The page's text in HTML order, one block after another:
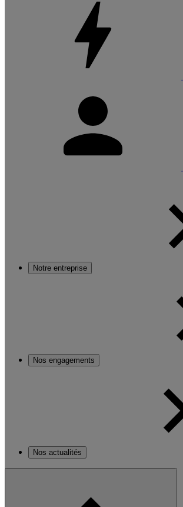
Notre entreprise
Nos engagements
Nos actualités